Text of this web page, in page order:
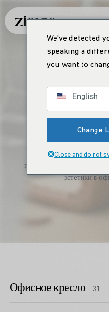
Наши
Откройте для себя
продукции, которая
эстетики в
Офисное кресло 31
We've detected
speaking a
you want to
English
Change
Close and do not